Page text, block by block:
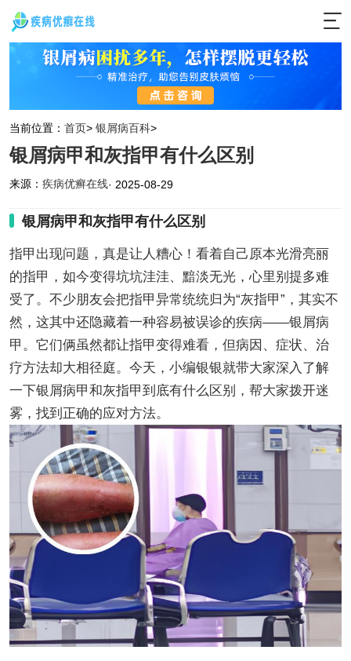
当前位置： 首页> 银屑病百科>
银屑病甲和灰指甲有什么区别
来源： 疾病优癣在线· 2025-08-29
银屑病甲和灰指甲有什么区别
指甲出现问题，真是让人糟心！看着自己原本光滑亮丽
的指甲，如今变得坑坑洼洼、黯淡无光，心里别提多难
受了。不少朋友会把指甲异常统统归为“灰指甲”，其实不
然，这其中还隐藏着一种容易被误诊的疾病——银屑病
甲。它们俩虽然都让指甲变得难看，但病因、症状、治
疗方法却大相径庭。今天，小编银银就带大家深入了解
一下银屑病甲和灰指甲到底有什么区别，帮大家拨开迷
雾，找到正确的应对方法。